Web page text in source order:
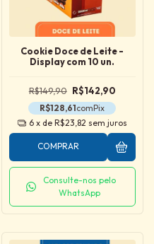
Cookie Doce de Leite -
Display com 10 un.
R$149,90 R$142,90
R$128,61comPix
6 x de R$23,82 sem juros
COMPRAR
Consulte-nos pelo
WhatsApp